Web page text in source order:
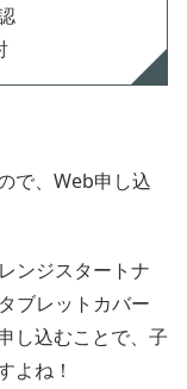
で、Web申し込
ンジスタートナ
ブレットカバー
し込むことで、子
よね！